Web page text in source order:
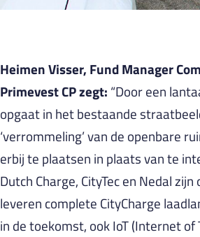
Heimen Visser, Fund Manager
Primevest CP zegt: “Door een
opgaat in het bestaande
‘verrommeling’ van de openbare
erbij te plaatsen in plaats van te
Dutch Charge, CityTec en Nedal
leveren complete CityCharge
in de toekomst, ook IoT (Internet